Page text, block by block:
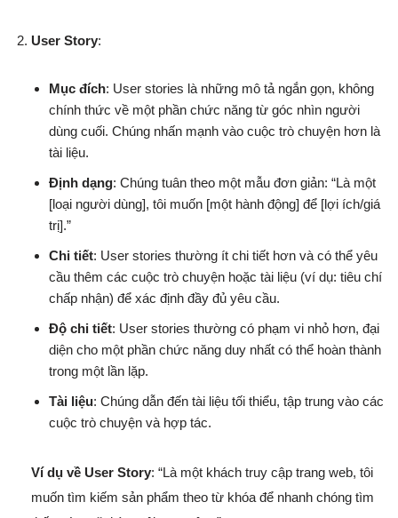
User Story:
Mục đích: User stories là những mô tả ngắn gọn, không
chính thức về một phần chức năng từ góc nhìn người
dùng cuối. Chúng nhấn mạnh vào cuộc trò chuyện hơn là
tài liệu.
Định dạng: Chúng tuân theo một mẫu đơn giản: “Là một
[loại người dùng], tôi muốn [một hành động] để [lợi ích/giá
trị].”
Chi tiết: User stories thường ít chi tiết hơn và có thể yêu
cầu thêm các cuộc trò chuyện hoặc tài liệu (ví dụ: tiêu chí
chấp nhận) để xác định đầy đủ yêu cầu.
Độ chi tiết: User stories thường có phạm vi nhỏ hơn, đại
diện cho một phần chức năng duy nhất có thể hoàn thành
trong một lần lặp.
Tài liệu: Chúng dẫn đến tài liệu tối thiểu, tập trung vào các
cuộc trò chuyện và hợp tác.
Ví dụ về User Story: “Là một khách truy cập trang web, tôi
muốn tìm kiếm sản phẩm theo từ khóa để nhanh chóng tìm